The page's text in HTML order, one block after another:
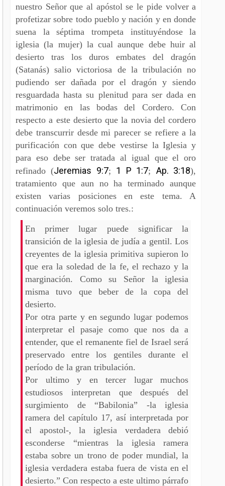
nuestro Señor que al apóstol se le pide volver a
profetizar sobre todo pueblo y nación y en donde
suena la séptima trompeta instituyéndose la
iglesia (la mujer) la cual aunque debe huir al
desierto tras los duros embates del dragón
(Satanás) salio victoriosa de la tribulación no
pudiendo ser dañada por el dragón y siendo
resguardada hasta su plenitud para ser dada en
matrimonio en las bodas del Cordero. Con
respecto a este desierto que la novia del cordero
debe transcurrir desde mi parecer se refiere a la
purificación con que debe vestirse la Iglesia y
para eso debe ser tratada al igual que el oro
refinado (Jeremias 9:7; 1 P 1:7; Ap. 3:18),
tratamiento que aun no ha terminado aunque
existen varias posiciones en este tema. A
continuación veremos solo tres.:
En primer lugar puede significar la
transición de la iglesia de judía a gentil. Los
creyentes de la iglesia primitiva supieron lo
que era la soledad de la fe, el rechazo y la
marginación. Como su Señor la iglesia
misma tuvo que beber de la copa del
desierto.
Por otra parte y en segundo lugar podemos
interpretar el pasaje como que nos da a
entender, que el remanente fiel de Israel será
preservado entre los gentiles durante el
período de la gran tribulación.
Por ultimo y en tercer lugar muchos
estudiosos interpretan que después del
surgimiento de “Babilonia” -la iglesia
ramera del capítulo 17, así interpretada por
el apostol-, la iglesia verdadera debió
esconderse “mientras la iglesia ramera
estaba sobre un trono de poder mundial, la
iglesia verdadera estaba fuera de vista en el
desierto.” Con respecto a este ultimo párrafo